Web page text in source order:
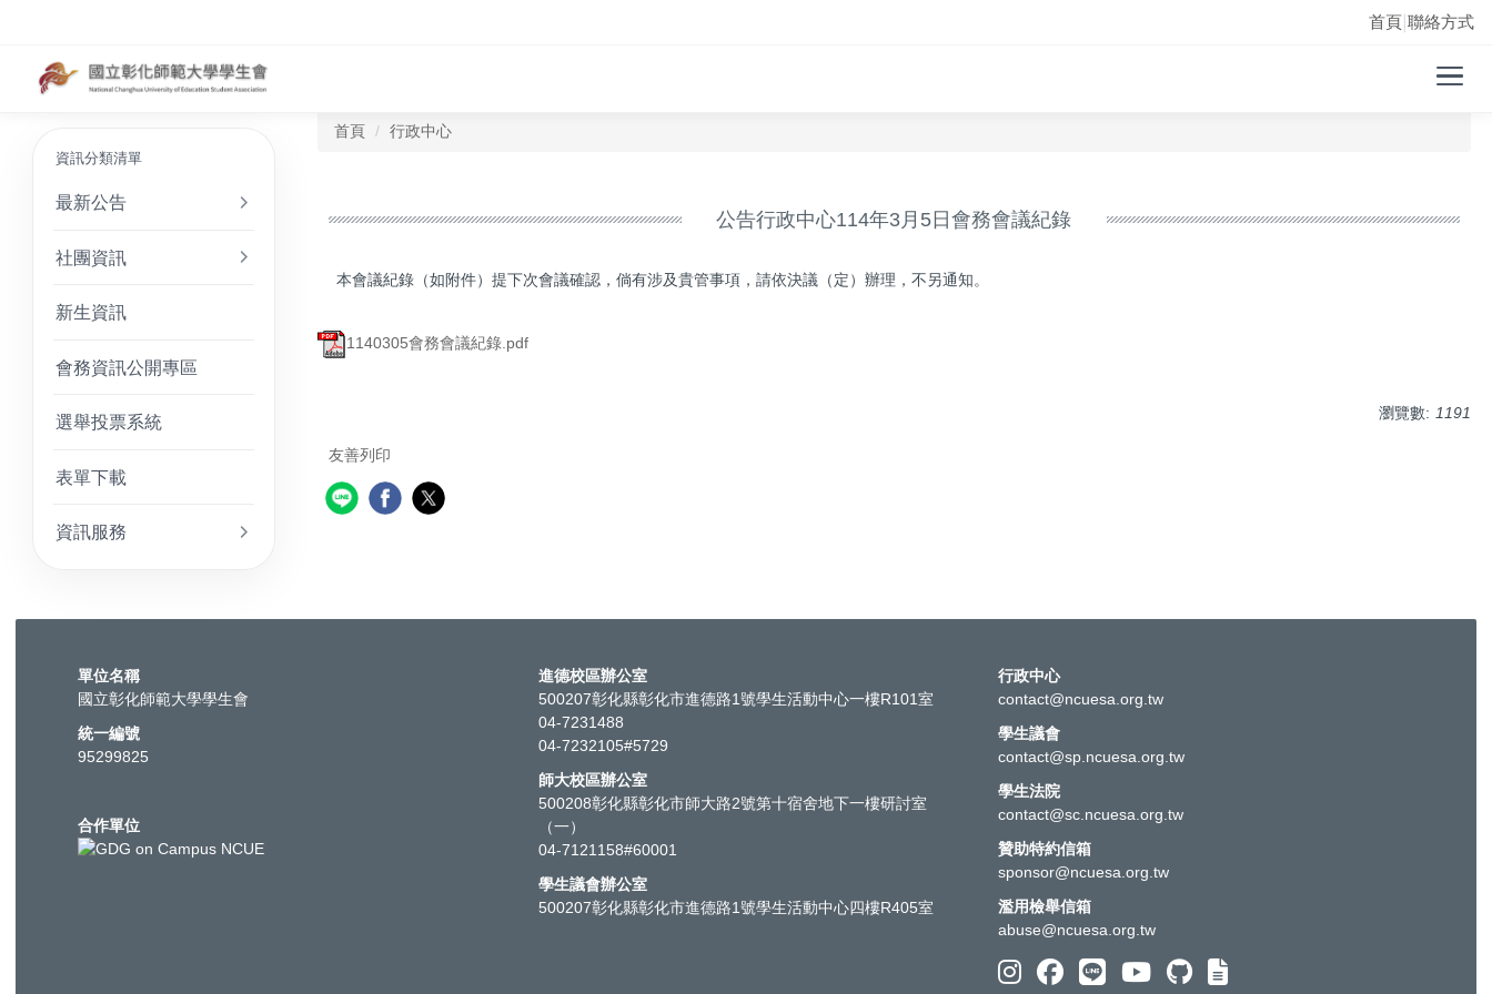
首頁 聯絡方式
資訊分類清單
最新公告
社團資訊
新生資訊
會務資訊公開專區
選舉投票系統
表單下載
資訊服務
首頁 行政中心
公告行政中心114年3月5日會務會議紀錄
本會議紀錄（如附件）提下次會議確認，倘有涉及貴管事項，請依決議（定）辦理，不另通知。
1140305會務會議紀錄.pdf
瀏覽數: 1191
友善列印
單位名稱
國立彰化師範大學學生會
統一編號
95299825
合作單位
進德校區辦公室
500207彰化縣彰化市進德路1號學生活動中心一樓R101室
04-7231488
04-7232105#5729
師大校區辦公室
500208彰化縣彰化市師大路2號第十宿舍地下一樓研討室
（一）
04-7121158#60001
學生議會辦公室
500207彰化縣彰化市進德路1號學生活動中心四樓R405室
行政中心
contact@ncuesa.org.tw
學生議會
contact@sp.ncuesa.org.tw
學生法院
contact@sc.ncuesa.org.tw
贊助特約信箱
sponsor@ncuesa.org.tw
濫用檢舉信箱
abuse@ncuesa.org.tw